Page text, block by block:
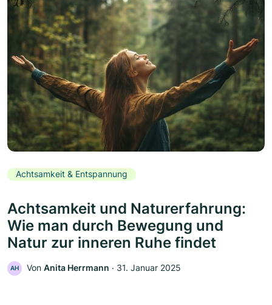
Achtsamkeit & Entspannung
Achtsamkeit und Naturerfahrung:
Wie man durch Bewegung und
Natur zur inneren Ruhe findet
AH Von Anita Herrmann ‧ 31. Januar 2025